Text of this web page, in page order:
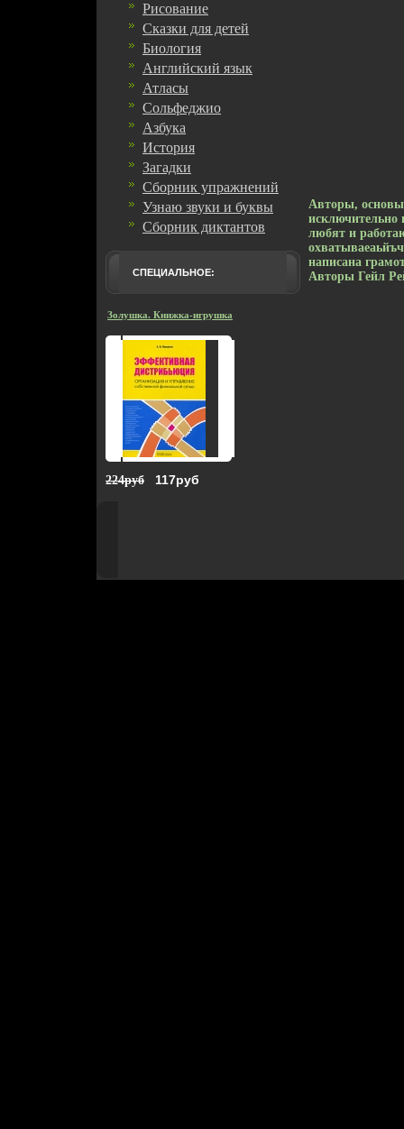
Рисование
Сказки для детей
Биология
Английский язык
Атласы
Сольфеджио
Азбука
История
Загадки
Сборник упражнений
Узнаю звуки и буквы
Сборник диктантов
СПЕЦИАЛЬНОЕ:
Золушка. Книжка-игрушка
224руб 117руб
Авторы,
исключительно
любят и
написана
Авторы Гейл